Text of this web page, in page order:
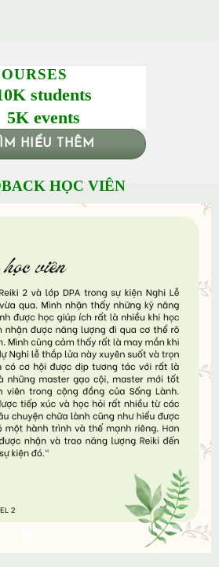
students
5K events
HIỂU THÊM
HỌC VIÊN